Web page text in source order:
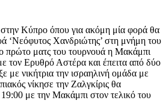
Κύπρο όπου για ακόμη μία φορά θα
‘Νεόφυτος Χανδριώτης’ στη μνήμη του
πρώτο ματς του τουρνουά η Μακάμπι
τον Ερυθρό Αστέρα και έπειτα από δύο
με νικήτρια την ισραηλινή ομάδα με
νίκησε την Ζαλγκίρις θα
με την Μακάμπι στον τελικό του